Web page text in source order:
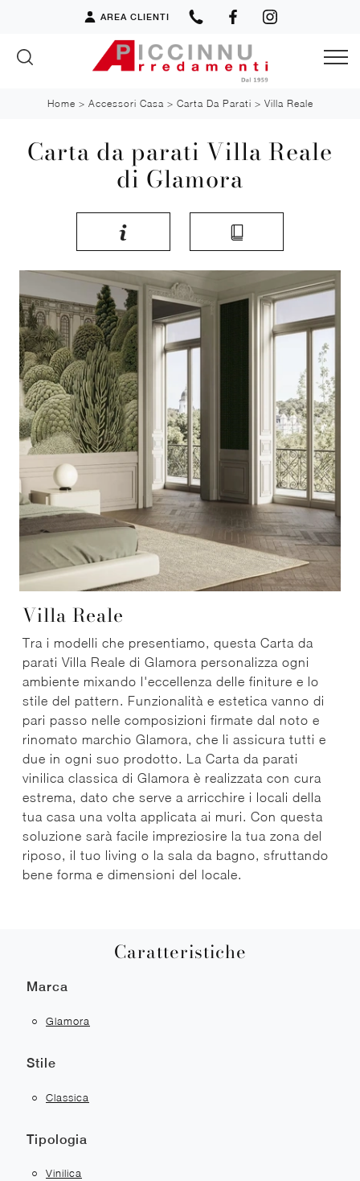
AREA CLIENTI
Home > Accessori Casa > Carta Da Parati > Villa Reale
Carta da parati Villa Reale
di Glamora
Villa Reale
Tra i modelli che presentiamo, questa Carta da
parati Villa Reale di Glamora personalizza ogni
ambiente mixando l'eccellenza delle finiture e lo
stile del pattern. Funzionalità e estetica vanno di
pari passo nelle composizioni firmate dal noto e
rinomato marchio Glamora, che li assicura tutti e
due in ogni suo prodotto. La Carta da parati
vinilica classica di Glamora è realizzata con cura
estrema, dato che serve a arricchire i locali della
tua casa una volta applicata ai muri. Con questa
soluzione sarà facile impreziosire la tua zona del
riposo, il tuo living o la sala da bagno, sfruttando
bene forma e dimensioni del locale.
Caratteristiche
Marca
Glamora
Stile
Classica
Tipologia
Vinilica